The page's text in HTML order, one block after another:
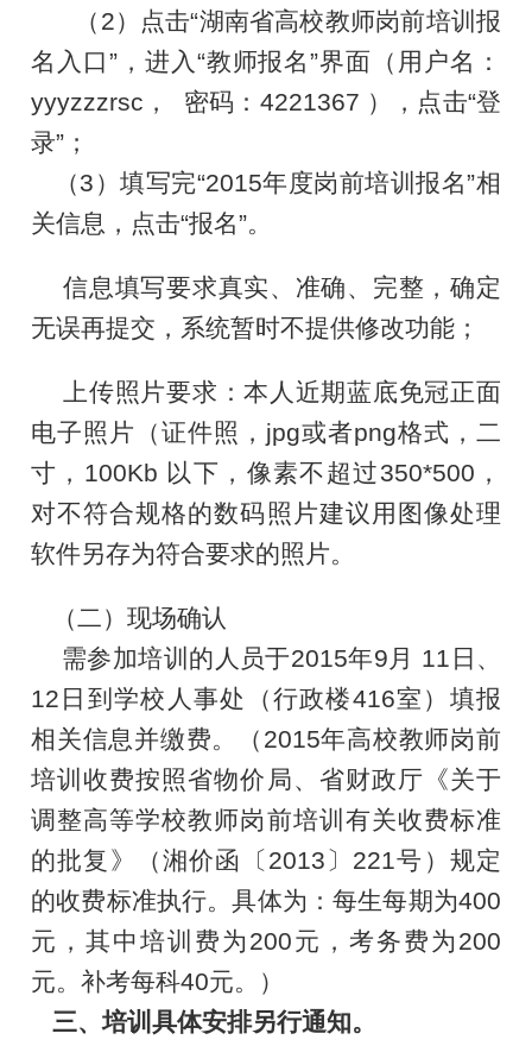
（ 2）点击“湖南省高校教师岗前培训报
名入口”，进入“教师报名”界面 （用户名：
yyyzzzrsc ， 密码： 4221367 ）， 点击“登
录”；
（3 ）填写完“2015年度岗前培训报名”相
关信息，点击“报名”。
信息填写要求真实、准确、完整，确定
无误再提交，系统暂时不提供修改功能；
上传照片要求：本人近期蓝底免冠正面
电子照片（证件照， jpg或者png格式，二
寸， 100Kb 以下，像素不超过350*500 ，
对不符合规格的数码照片建议用图像处理
软件另存为符合要求的照片。
（二）现场确认
需参加培训的人员于2015年9 月 11 日 、
12 日到学校人事处（行政楼416室）填报
相关信息并缴费。（ 2015年高校教师岗前
培训收费按照省物价局、省财政厅《关于
调整高等学校教师岗前培训有关收费标准
的批复》（湘价函〔 2013 〕 221号）规定
的收费标准执行。具体为：每生每期为400
元，其中培训费为 200元，考务费为 200
元。补考每科40元。）
三、培训具体安排另行通知。